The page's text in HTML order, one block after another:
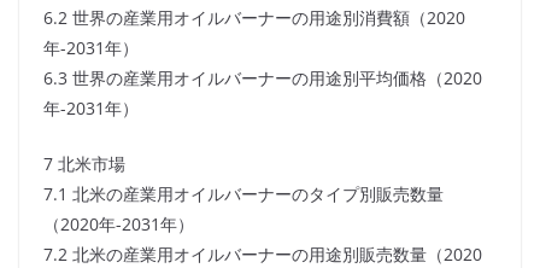
6.2 世界の産業用オイルバーナーの用途別消費額（2020
年-2031年）
6.3 世界の産業用オイルバーナーの用途別平均価格（2020
年-2031年）
7 北米市場
7.1 北米の産業用オイルバーナーのタイプ別販売数量
（2020年-2031年）
7.2 北米の産業用オイルバーナーの用途別販売数量（2020